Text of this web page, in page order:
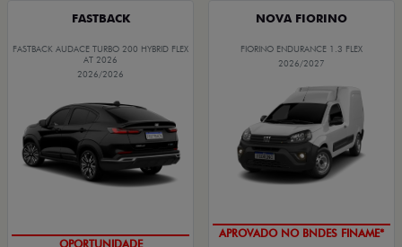
FASTBACK
FASTBACK AUDACE TURBO 200 HYBRID FLEX
AT 2026
2026/2026
OPORTUNIDADE
NOVA FIORINO
FIORINO ENDURANCE 1.3 FLEX
2026/2027
APROVADO NO BNDES FINAME*